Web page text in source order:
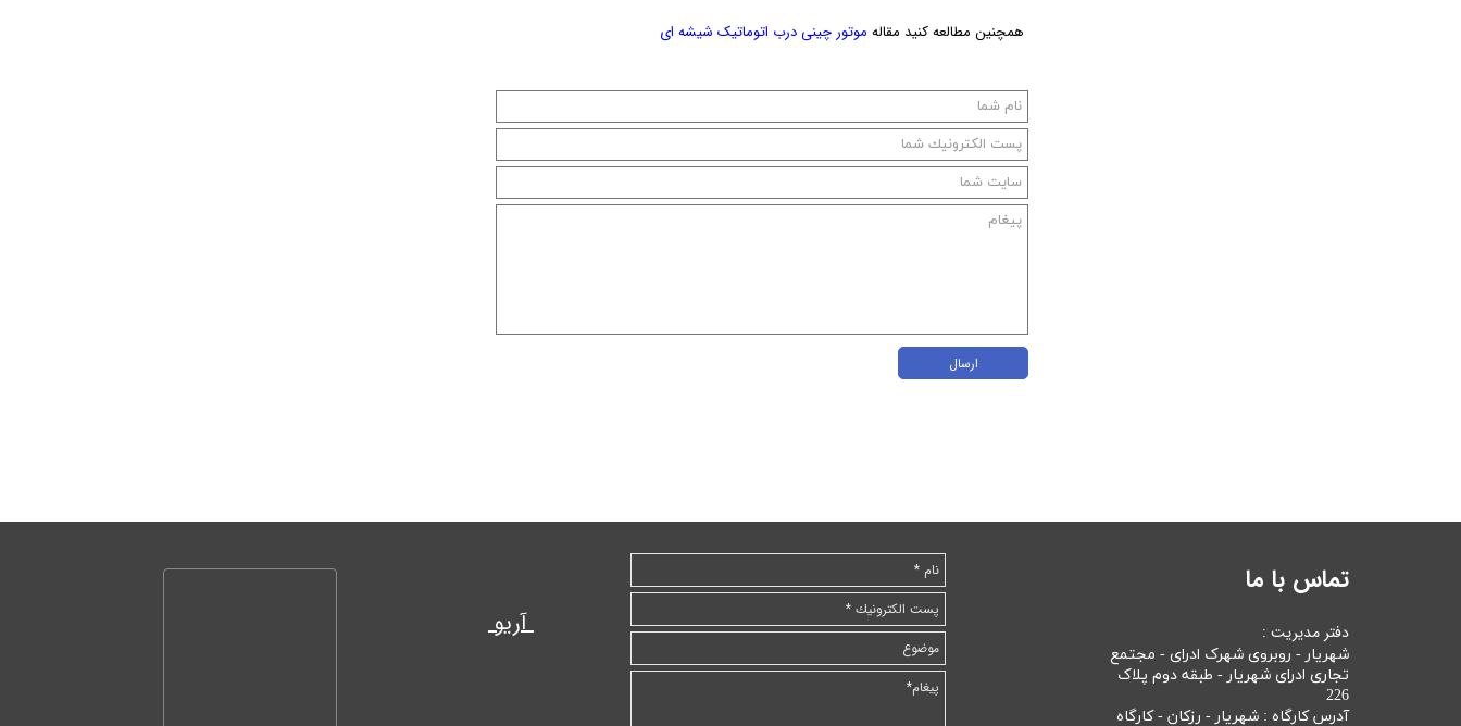
همچنین مطالعه کنید مقاله موتور چینی درب اتوماتیک شیشه ای
ارسال
تماس با ما
دفتر مدیریت :
شهریار - روبروی شهرک ادرای - مجتمع
تجاری ادرای شهریار - طبقه دوم پلاک
226
آدرس کارگاه : شهریار - رزکان - کارگاه
آریو